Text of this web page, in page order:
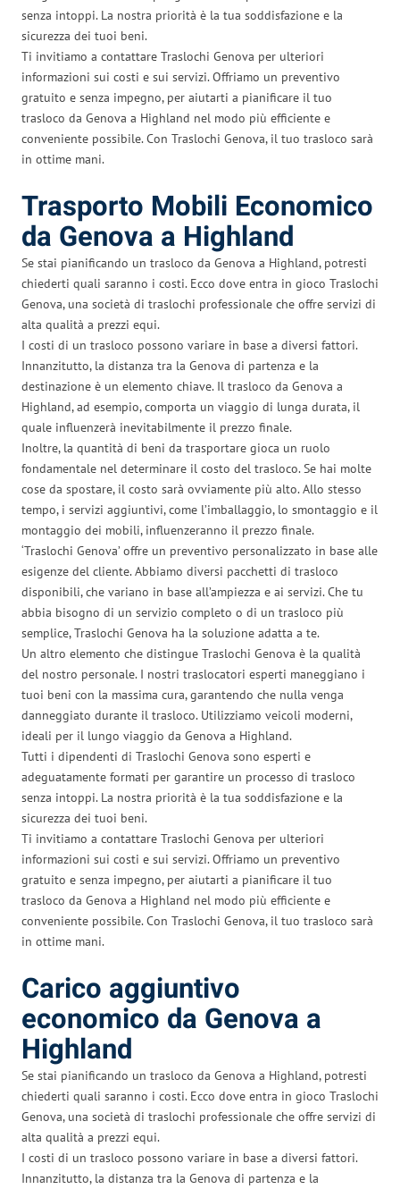
senza intoppi. La nostra priorità è la tua soddisfazione e la
sicurezza dei tuoi beni.
Ti invitiamo a contattare Traslochi Genova per ulteriori
informazioni sui costi e sui servizi. Offriamo un preventivo
gratuito e senza impegno, per aiutarti a pianificare il tuo
trasloco da Genova a Highland nel modo più efficiente e
conveniente possibile. Con Traslochi Genova, il tuo trasloco sarà
in ottime mani.
Trasporto Mobili Economico
da Genova a Highland
Se stai pianificando un trasloco da Genova a Highland, potresti
chiederti quali saranno i costi. Ecco dove entra in gioco Traslochi
Genova, una società di traslochi professionale che offre servizi di
alta qualità a prezzi equi.
I costi di un trasloco possono variare in base a diversi fattori.
Innanzitutto, la distanza tra la Genova di partenza e la
destinazione è un elemento chiave. Il trasloco da Genova a
Highland, ad esempio, comporta un viaggio di lunga durata, il
quale influenzerà inevitabilmente il prezzo finale.
Inoltre, la quantità di beni da trasportare gioca un ruolo
fondamentale nel determinare il costo del trasloco. Se hai molte
cose da spostare, il costo sarà ovviamente più alto. Allo stesso
tempo, i servizi aggiuntivi, come l’imballaggio, lo smontaggio e il
montaggio dei mobili, influenzeranno il prezzo finale.
‘Traslochi Genova’ offre un preventivo personalizzato in base alle
esigenze del cliente. Abbiamo diversi pacchetti di trasloco
disponibili, che variano in base all’ampiezza e ai servizi. Che tu
abbia bisogno di un servizio completo o di un trasloco più
semplice, Traslochi Genova ha la soluzione adatta a te.
Un altro elemento che distingue Traslochi Genova è la qualità
del nostro personale. I nostri traslocatori esperti maneggiano i
tuoi beni con la massima cura, garantendo che nulla venga
danneggiato durante il trasloco. Utilizziamo veicoli moderni,
ideali per il lungo viaggio da Genova a Highland.
Tutti i dipendenti di Traslochi Genova sono esperti e
adeguatamente formati per garantire un processo di trasloco
senza intoppi. La nostra priorità è la tua soddisfazione e la
sicurezza dei tuoi beni.
Ti invitiamo a contattare Traslochi Genova per ulteriori
informazioni sui costi e sui servizi. Offriamo un preventivo
gratuito e senza impegno, per aiutarti a pianificare il tuo
trasloco da Genova a Highland nel modo più efficiente e
conveniente possibile. Con Traslochi Genova, il tuo trasloco sarà
in ottime mani.
Carico aggiuntivo
economico da Genova a
Highland
Se stai pianificando un trasloco da Genova a Highland, potresti
chiederti quali saranno i costi. Ecco dove entra in gioco Traslochi
Genova, una società di traslochi professionale che offre servizi di
alta qualità a prezzi equi.
I costi di un trasloco possono variare in base a diversi fattori.
Innanzitutto, la distanza tra la Genova di partenza e la